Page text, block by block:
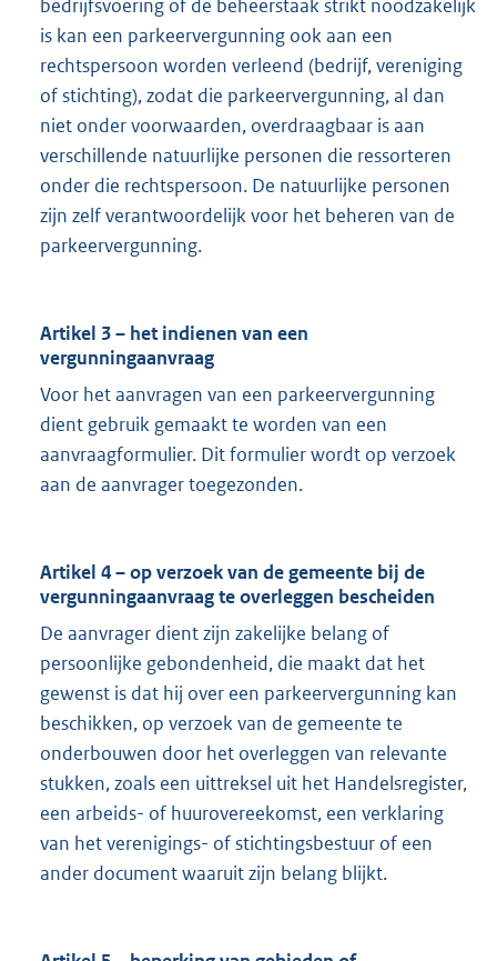
bedrijfsvoering of de beheerstaak strikt noodzakelijk
is kan een parkeervergunning ook aan een
rechtspersoon worden verleend (bedrijf, vereniging
of stichting), zodat die parkeervergunning, al dan
niet onder voorwaarden, overdraagbaar is aan
verschillende natuurlijke personen die ressorteren
onder die rechtspersoon. De natuurlijke personen
zijn zelf verantwoordelijk voor het beheren van de
parkeervergunning.
Artikel 3 – het indienen van een
vergunningaanvraag
Voor het aanvragen van een parkeervergunning
dient gebruik gemaakt te worden van een
aanvraagformulier. Dit formulier wordt op verzoek
aan de aanvrager toegezonden.
Artikel 4 – op verzoek van de gemeente bij de
vergunningaanvraag te overleggen bescheiden
De aanvrager dient zijn zakelijke belang of
persoonlijke gebondenheid, die maakt dat het
gewenst is dat hij over een parkeervergunning kan
beschikken, op verzoek van de gemeente te
onderbouwen door het overleggen van relevante
stukken, zoals een uittreksel uit het Handelsregister,
een arbeids- of huurovereekomst, een verklaring
van het verenigings- of stichtingsbestuur of een
ander document waaruit zijn belang blijkt.